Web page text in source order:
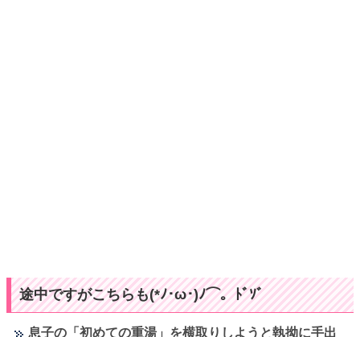
途中ですがこちらも(*ﾉ･ω･)ﾉ⌒。ﾄﾞｿﾞ
息子の「初めての重湯」を横取りしようと執拗に手出